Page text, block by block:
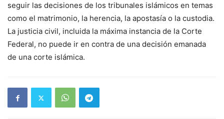
seguir las decisiones de los tribunales islámicos en temas
como el matrimonio, la herencia, la apostasía o la custodia.
La justicia civil, incluida la máxima instancia de la Corte
Federal, no puede ir en contra de una decisión emanada
de una corte islámica.